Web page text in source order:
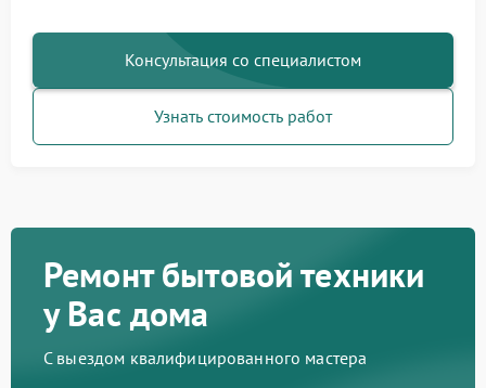
Консультация со специалистом
Узнать стоимость работ
Ремонт бытовой техники
у Вас дома
С выездом квалифицированного мастера